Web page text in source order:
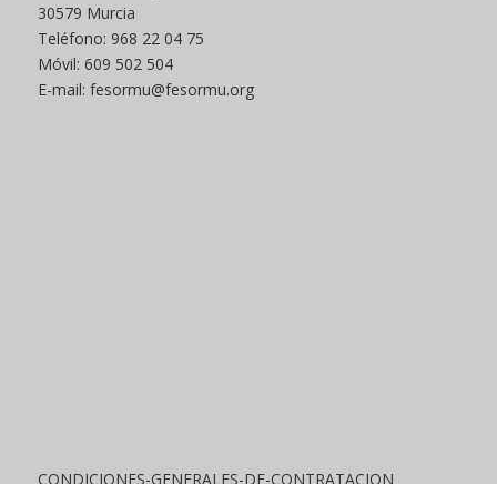
30579 Murcia
Teléfono: 968 22 04 75
Móvil: 609 502 504
E-mail: fesormu@fesormu.org
CONDICIONES-GENERALES-DE-CONTRATACION